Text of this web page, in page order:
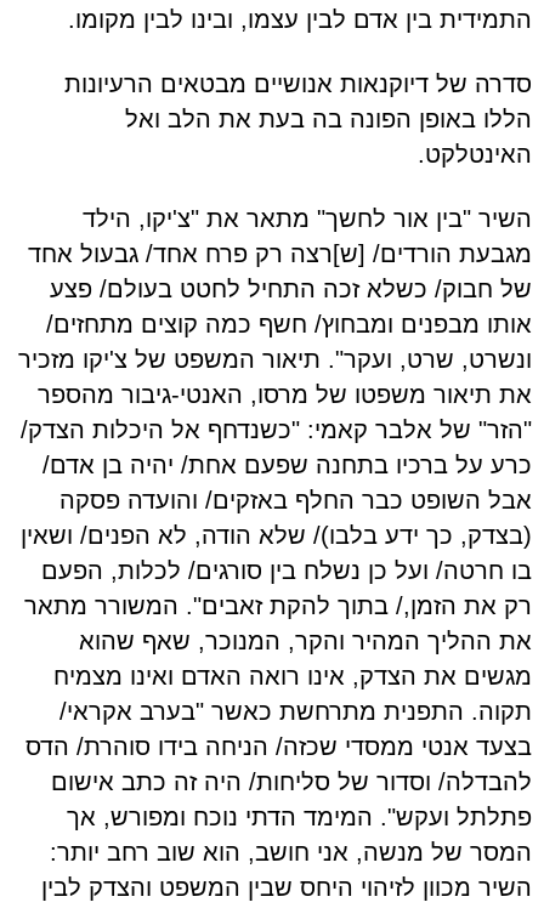
התמידית בין אדם לבין עצמו, ובינו לבין מקומו.
סדרה של דיוקנאות אנושיים מבטאים הרעיונות
הללו באופן הפונה בה בעת את הלב ואל
האינטלקט.
השיר "בין אור לחשך" מתאר את "צ'יקו, הילד
מגבעת הורדים/ [ש]רצה רק פרח אחד/ גבעול אחד
של חבוק/ כשלא זכה התחיל לחטט בעולם/ פצע
אותו מבפנים ומבחוץ/ חשף כמה קוצים מתחזים/
ונשרט, שרט, ועקר". תיאור המשפט של צ'יקו מזכיר
את תיאור משפטו של מרסו, האנטי-גיבור מהספר
"הזר" של אלבר קאמי: "כשנדחף אל היכלות הצדק/
כרע על ברכיו בתחנה שפעם אחת/ יהיה בן אדם/
אבל השופט כבר החלף באזקים/ והועדה פסקה
(בצדק, כך ידע בלבו)/ שלא הודה, לא הפנים/ ושאין
בו חרטה/ ועל כן נשלח בין סורגים/ לכלות, הפעם
רק את הזמן,/ בתוך להקת זאבים". המשורר מתאר
את ההליך המהיר והקר, המנוכר, שאף שהוא
מגשים את הצדק, אינו רואה האדם ואינו מצמיח
תקוה. התפנית מתרחשת כאשר "בערב אקראי/
בצעד אנטי ממסדי שכזה/ הניחה בידו סוהרת/ הדס
להבדלה/ וסדור של סליחות/ היה זה כתב אישום
פתלתל ועקש". המימד הדתי נוכח ומפורש, אך
המסר של מנשה, אני חושב, הוא שוב רחב יותר:
השיר מכוון לזיהוי היחס שבין המשפט והצדק לבין